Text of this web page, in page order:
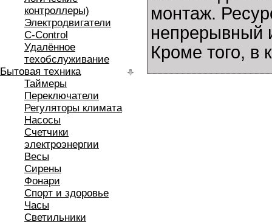
контроллеры)
Электродвигатели
C-Control
Удалённое
техобслуживание
Бытовая техника
Таймеры
Переключатели
Регуляторы климата
Насосы
Счетчики
электроэнергии
Весы
Сирены
Фонари
Спорт и здоровье
Часы
Светильники
монтаж.
непрерывный
Кроме того, в